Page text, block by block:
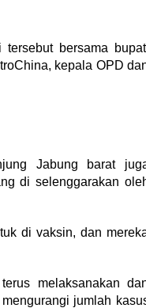
bersama
kepala OPD
Jabung barat
di selenggarakan
di vaksin, dan
melaksanakan
jumlah